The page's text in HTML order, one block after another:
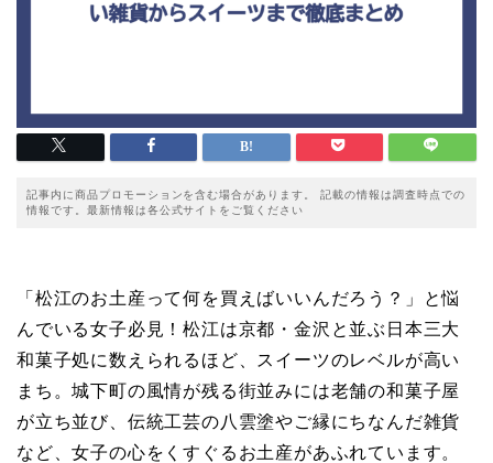
記事内に商品プロモーションを含む場合があります。 記載の情報は調査時点での
情報です。最新情報は各公式サイトをご覧ください
「松江のお土産って何を買えばいいんだろう？」と悩
んでいる女子必見！松江は京都・金沢と並ぶ日本三大
和菓子処に数えられるほど、スイーツのレベルが高い
まち。城下町の風情が残る街並みには老舗の和菓子屋
が立ち並び、伝統工芸の八雲塗やご縁にちなんだ雑貨
など、女子の心をくすぐるお土産があふれています。